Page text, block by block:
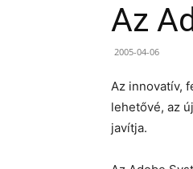
Az
2005-04-06
Az innovatív,
lehetővé, az
javítja.